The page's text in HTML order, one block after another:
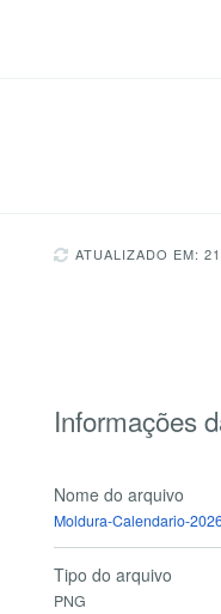
ATUALIZADO EM:
Informações
Nome do arquivo
Moldura-Calendario-
Tipo do arquivo
PNG